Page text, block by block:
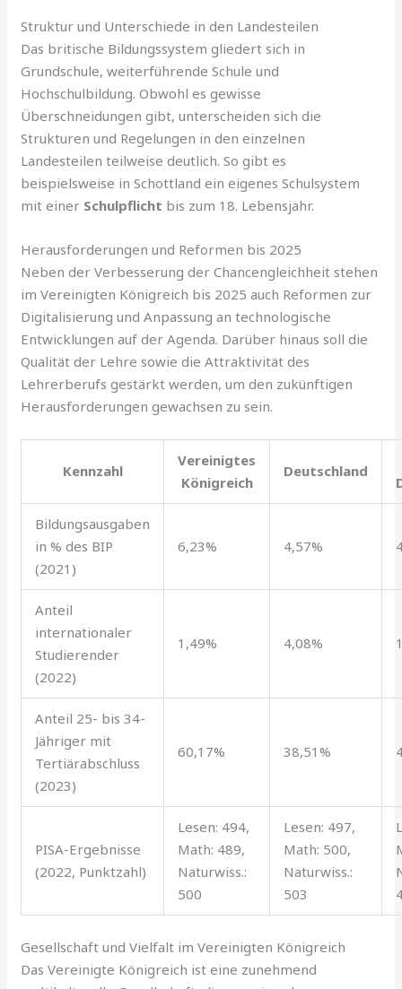
Struktur und Unterschiede in den Landesteilen
Das britische Bildungssystem gliedert sich in
Grundschule, weiterführende Schule und
Hochschulbildung. Obwohl es gewisse
Überschneidungen gibt, unterscheiden sich die
Strukturen und Regelungen in den einzelnen
Landesteilen teilweise deutlich. So gibt es
beispielsweise in Schottland ein eigenes Schulsystem
mit einer Schulpflicht bis zum 18. Lebensjahr.
Herausforderungen und Reformen bis 2025
Neben der Verbesserung der Chancengleichheit stehen
im Vereinigten Königreich bis 2025 auch Reformen zur
Digitalisierung und Anpassung an technologische
Entwicklungen auf der Agenda. Darüber hinaus soll die
Qualität der Lehre sowie die Attraktivität des
Lehrerberufs gestärkt werden, um den zukünftigen
Herausforderungen gewachsen zu sein.
Kennzahl
Vereinigtes
Königreich
Deutschland
Bildungsausgaben
in % des BIP
(2021)
6,23% 4,57%
Anteil
internationaler
Studierender
(2022)
1,49% 4,08%
Anteil 25- bis 34-
Jähriger mit
Tertiärabschluss
(2023)
60,17% 38,51%
PISA-Ergebnisse
(2022, Punktzahl)
Lesen: 494,
Math: 489,
Naturwiss.:
500
Lesen: 497,
Math: 500,
Naturwiss.:
503
Gesellschaft und Vielfalt im Vereinigten Königreich
Das Vereinigte Königreich ist eine zunehmend